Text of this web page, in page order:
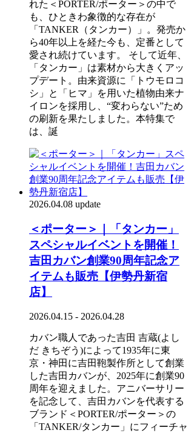
れた＜PORTER/ポーター＞の中で
も、ひときわ象徴的な存在が
「TANKER（タンカー）」。発売か
ら40年以上を経た今も、定番として
愛され続けています。 そして近年、
「タンカー」は素材から大きくアッ
プデート。由来資源に「トウモロコ
シ」と「ヒマ」を用いた植物由来ナ
イロンを採用し、“変わらない”ため
の刷新を果たしました。本特集で
は、誕
2026.04.08 update
＜ポーター＞｜「タンカー」
スペシャルイベントを開催！
吉田カバン創業90周年記念ア
イテムも販売【伊勢丹新宿
店】
2026.04.15 - 2026.04.28
カバン職人であった吉田 吉蔵(よし
だ きちぞう)によって1935年に東
京・神田に吉田鞄製作所として創業
した吉田カバンが、2025年に創業90
周年を迎えました。アニバーサリー
を記念して、吉田カバンを代表する
ブランド＜PORTER/ポーター＞の
「TANKER/タンカー」にフィーチャ